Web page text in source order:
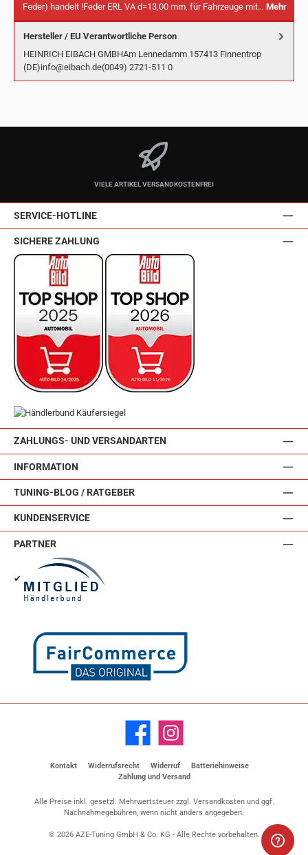
Feder) handelt !Feder ERL VA d=13,00 mm, für Fahrzeuge mit… Mehr
Hersteller / EU Verantwortliche Person
HEINRICH EIBACH GMBHAm Lennedamm 157413 Finnentrop
(DE)info@eibach.de(0049) 2721-511 0
VIELE ARTIKEL VERSANDKOSTENFREI
SERVICE-HOTLINE
ZAHLUNGS- UND VERSANDARTEN
INFORMATION
TUNING-BLOG / RATGEBER
KUNDENSERVICE
SICHERE ZAHLUNG
PARTNER
✔
Facebook Instagram
Kontakt Widerrufsrecht Widerruf
Batteriehinweise
Zahlung und Versand
Alle Preise inkl. gesetzl. Mehrwertsteuer zzgl. Versandkostenund ggf.
Nachnahmegebühren, wenn nicht anders angegeben.
© 2026 AZE-Tuning GmbH & Co. KG - Alle Rechte vorbehalten.